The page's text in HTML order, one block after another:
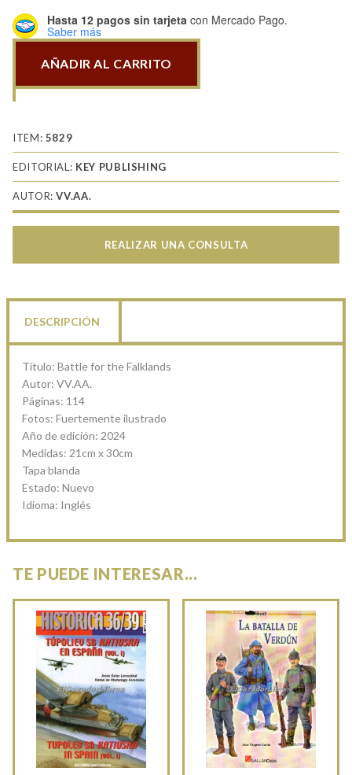
Hasta 12 pagos sin tarjeta con Mercado Pago.
Saber más
for
Falklands
cantidad
AÑADIR AL CARRITO
ITEM: 5829
EDITORIAL: KEY PUBLISHING
AUTOR:VV.AA.
REALIZAR UNA CONSULTA
DESCRIPCIÓN
Título: Battle for the Falklands
Autor: VV.AA.
Páginas: 114
Fotos: Fuertemente ilustrado
Año de edición: 2024
Medidas: 21cm x 30cm
Tapa blanda
Estado: Nuevo
Idioma: Inglés
TE PUEDE INTERESAR...